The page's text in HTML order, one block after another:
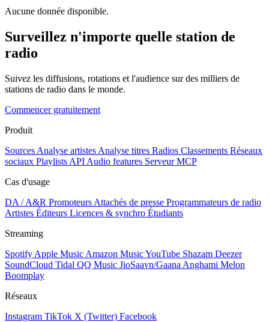
Aucune donnée disponible.
Surveillez n'importe quelle station de
radio
Suivez les diffusions, rotations et l'audience sur des milliers de
stations de radio dans le monde.
Commencer gratuitement
Produit
Sources Analyse artistes Analyse titres Radios Classements Réseaux
sociaux Playlists API Audio features Serveur MCP
Cas d'usage
DA / A&R Promoteurs Attachés de presse Programmateurs de radio
Artistes Éditeurs Licences & synchro Étudiants
Streaming
Spotify Apple Music Amazon MusicYouTube Shazam Deezer
SoundCloud Tidal QQ Music JioSaavn/Gaana Anghami Melon
Boomplay
Réseaux
Instagram TikTok X (Twitter) Facebook